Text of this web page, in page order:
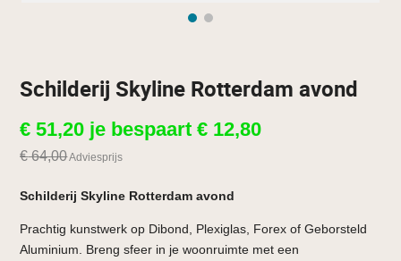
Schilderij Skyline Rotterdam avond
€ 51,20 je bespaart€ 12,80
€64,00Adviesprijs
Schilderij Skyline Rotterdam avond
Prachtig kunstwerk op Dibond, Plexiglas, Forex of Geborsteld
Aluminium. Breng sfeer in je woonruimte met een